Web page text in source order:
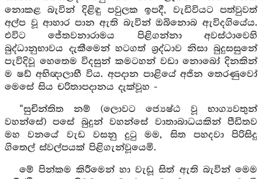
නොකළ බැවින් දිළිඳු පවුලක ඉපදී, වැඩිවියට පත්වුවත්
අල්ප වූ ආහාර පාන ඇති බැවින් ඔබිනොබ ඇවිදගියේය.
එවිට ජේතවනාරාමය පිළිගන්නා අවස්ථාවෙහි
බුද්ධානුභාවය දැකීමෙන් හටගත් ශ්‍රද්ධාව නිසා බුදුසසුනේ
පැවිදිවූ හෙතෙම විදසුන් කමටහන් වඩා නොබෝ දිනකින්
ම ෂඩ් අභිඥාලාභී විය. අපදාන පාළියේ අජින තෙරණුවෝ
මෙසේ සිය චරිතාපදානය දැක්වූහ -
“සුචින්තිත නම් (ලොවට ජ්‍යෙෂ්ඨ වූ භාග්‍යවතුන්
වහන්සේ) පසේ බුදුන් වහන්සේ වාතාබාධයකින් පීඩිතව
මහ වනයේ වැඩ වසනු දුටු මම, සිත පහදවා පිරිසිදු
ගිතෙල් ස්වල්පයක් පිළිගැන්වූයෙමි.
මේ පින්කම කිරීමෙන් හා වැඩූ සිත් ඇති බැවින් මෙම